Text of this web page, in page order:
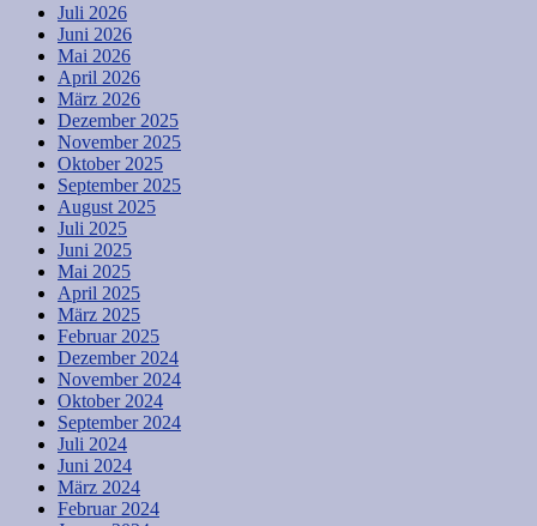
Juli 2026
Juni 2026
Mai 2026
April 2026
März 2026
Dezember 2025
November 2025
Oktober 2025
September 2025
August 2025
Juli 2025
Juni 2025
Mai 2025
April 2025
März 2025
Februar 2025
Dezember 2024
November 2024
Oktober 2024
September 2024
Juli 2024
Juni 2024
März 2024
Februar 2024